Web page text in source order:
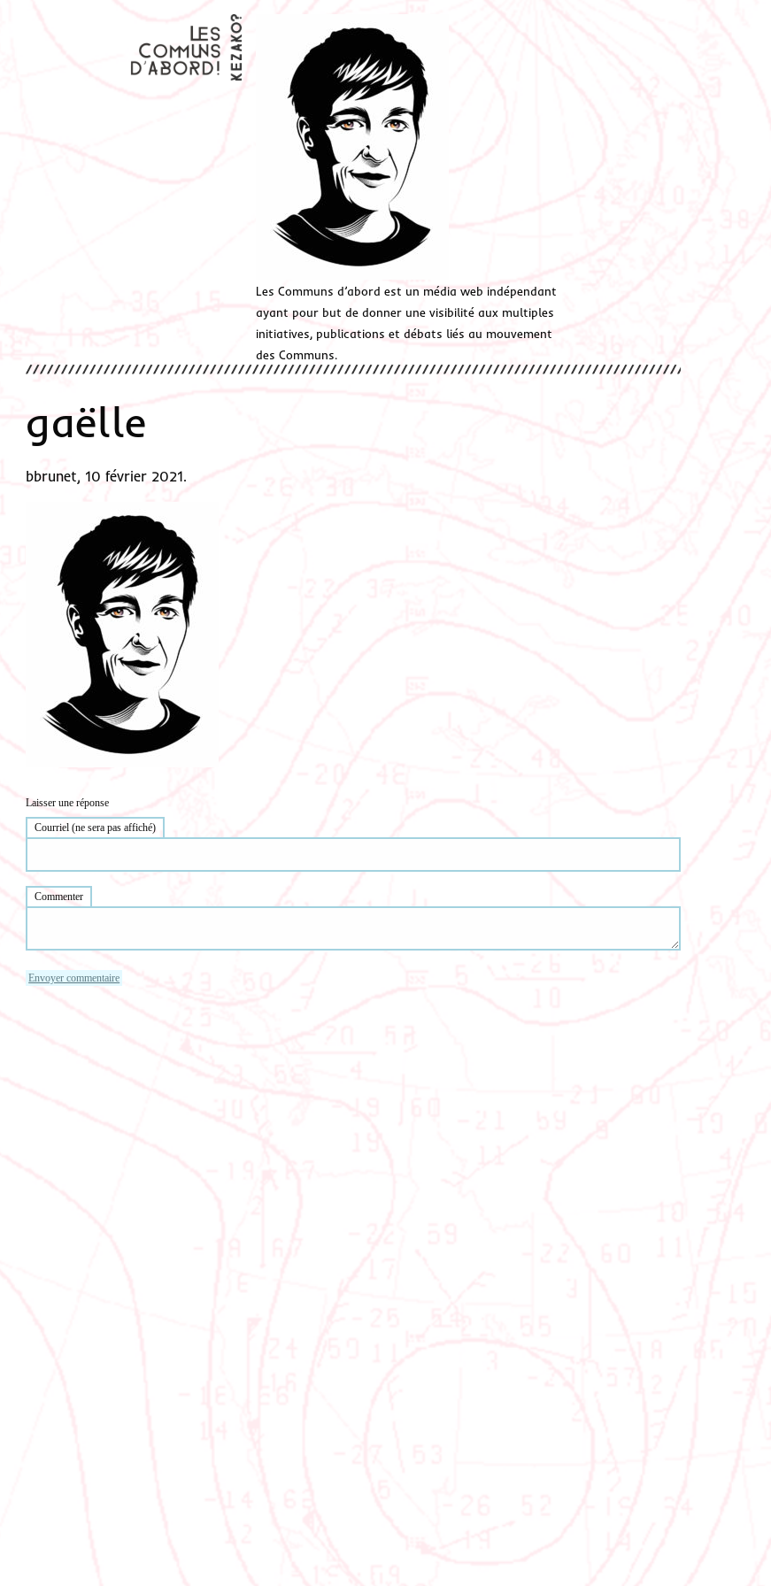
Les Communs d’abord est un média web indépendant
ayant pour but de donner une visibilité aux multiples
initiatives, publications et débats liés au mouvement
des Communs.
gaëlle
bbrunet, 10 février 2021.
Laisser une réponse
Courriel (ne sera pas affiché)
Commenter